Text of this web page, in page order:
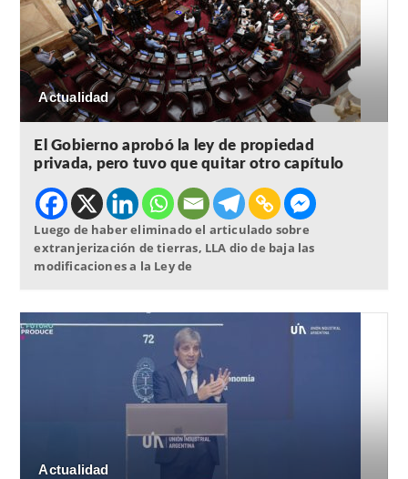
Actualidad
El Gobierno aprobó la ley de propiedad
privada, pero tuvo que quitar otro capítulo
Luego de haber eliminado el articulado sobre
extranjerización de tierras, LLA dio de baja las
modificaciones a la Ley de
Actualidad